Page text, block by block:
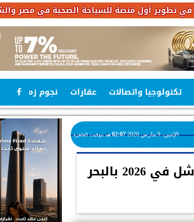
تكنولوجيا واتصالات عقارات نجوم زمان
الإثنين، 9 مارس 2026 02:07 مـ بتوقيت القاهرة
نجاح حفر أول بئر استكشافية للغاز لشركة شل في 2026 بالبحر